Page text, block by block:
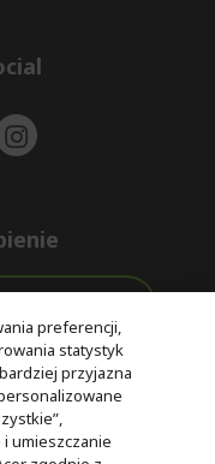
Bezpieczne
płatności
preferencji,
statystyk
przyjazna
umieszczanie